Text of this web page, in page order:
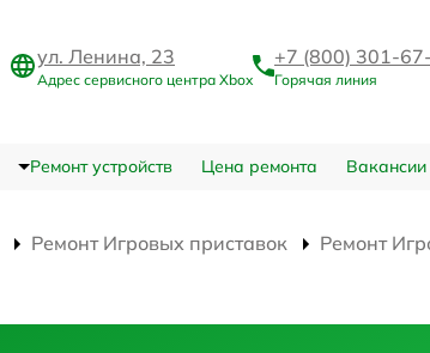
ул. Ленина, 23
Адрес сервисного центра Xbox
+7 (800) 301-
Горячая линия
Ремонт устройств Цена ремонта Вакансии
Ремонт Игровых приставок
Ремонт